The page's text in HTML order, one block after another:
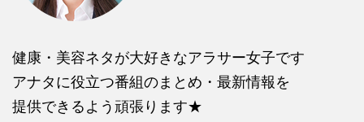
健康・美容ネタが大好きなアラサー女子です
アナタに役立つ番組のまとめ・最新情報を
提供できるよう頑張ります★